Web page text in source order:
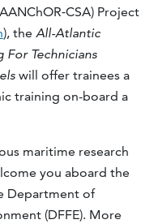
Project
), the All-Atlantic
For Technicians
will offer trainees a
training on-board a
maritime research
you aboard the
Department of
(DFFE). More